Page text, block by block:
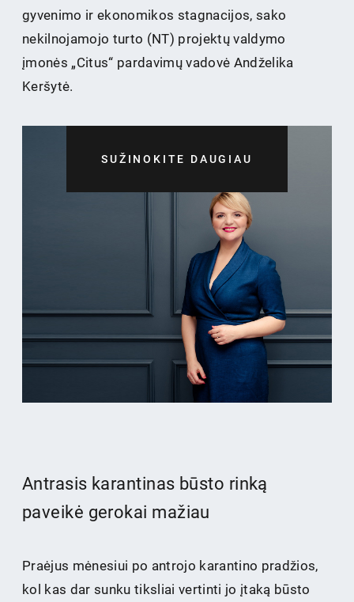
gyvenimo ir ekonomikos stagnacijos, sako
nekilnojamojo turto (NT) projektų valdymo
įmonės „Citus“ pardavimų vadovė Andželika
Keršytė.
SUŽINOKITE DAUGIAU
Antrasis karantinas būsto rinką
paveikė gerokai mažiau
Praėjus mėnesiui po antrojo karantino pradžios,
kol kas dar sunku tiksliai vertinti jo įtaką būsto